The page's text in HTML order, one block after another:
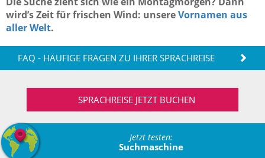
wird’s Zeit für frischen Wind: unsereVornamen aus
aller Welt.
FAQ - HÄUFIGE FRAGEN ZU IHRER SPRACHREISE
SPRACHREISE JETZT BUCHEN
Jetzt testen:
Suchmaschine